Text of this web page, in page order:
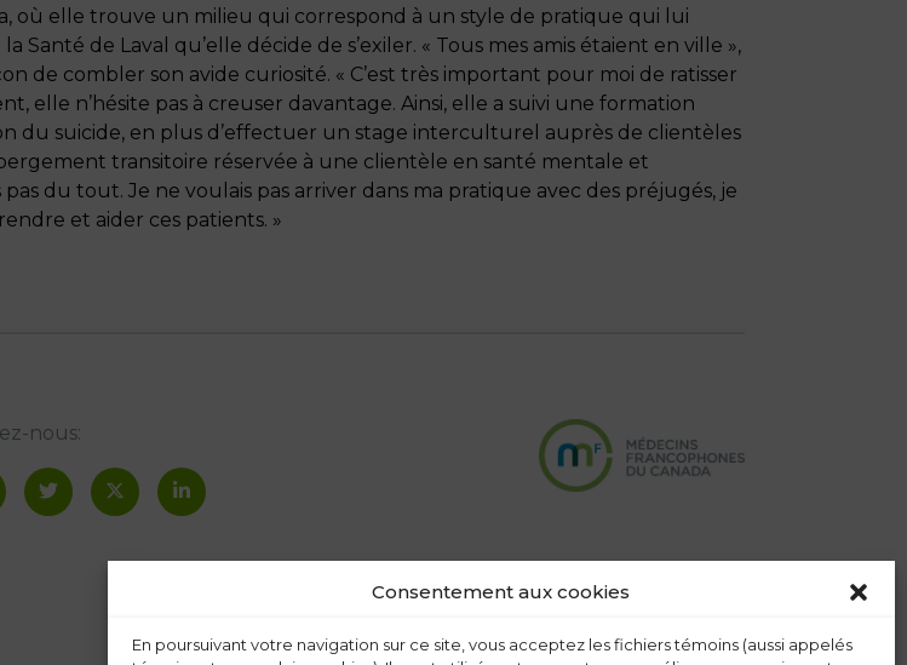
Consentement aux cookies
En poursuivant votre navigation sur ce site, vous acceptez les fichiers témoins (aussi appelés
où elle trouve un milieu qui correspond à un style de pratique qui lui
de Laval qu’elle décide de s’exiler. « Tous mes amis étaient en ville »,
de combler son avide curiosité. « C’est très important pour moi de ratisser
elle n’hésite pas à creuser davantage. Ainsi, elle a suivi une formation
du suicide, en plus d’effectuer un stage interculturel auprès de clientèles
transitoire réservée à une clientèle en santé mentale et
du tout. Je ne voulais pas arriver dans ma pratique avec des préjugés, je
et aider ces patients. »
nous: